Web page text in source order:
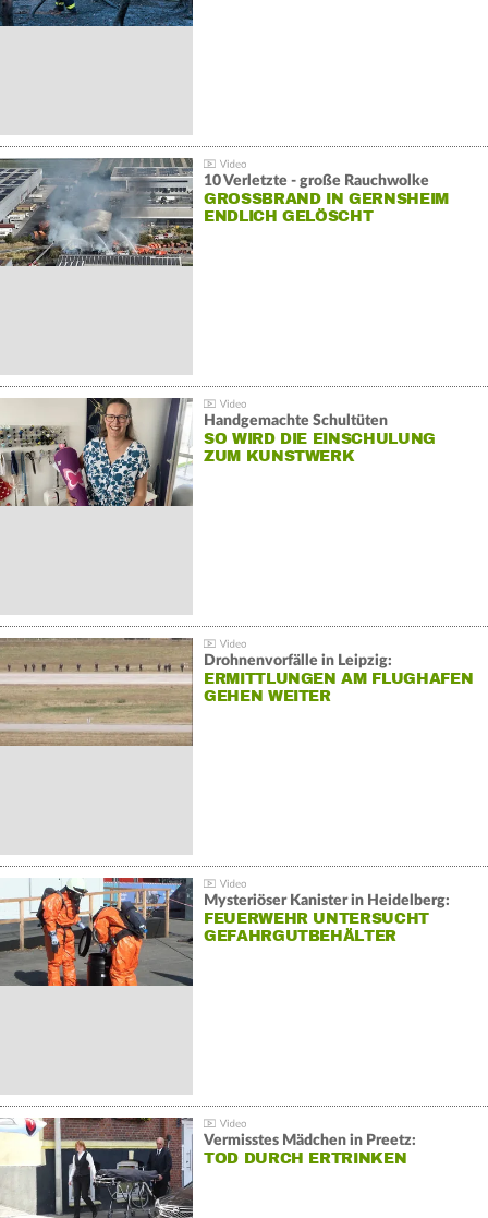
10 Verletzte - große Rauchwolke
GROSSBRAND IN GERNSHEIM E
NDLICH GELÖSCHT
Handgemachte Schultüten
SO WIRD DIE EINSCHULUNG
ZUM KUNSTWERK
Drohnenvorfälle in Leipzig:
ERMITTLUNGEN AM FLUGHAFEN
GEHEN WEITER
Mysteriöser Kanister in Heidelberg:
FEUERWEHR UNTERSUCHT
GEFAHRGUTBEHÄLTER
Vermisstes Mädchen in Preetz:
TOD DURCH ERTRINKEN